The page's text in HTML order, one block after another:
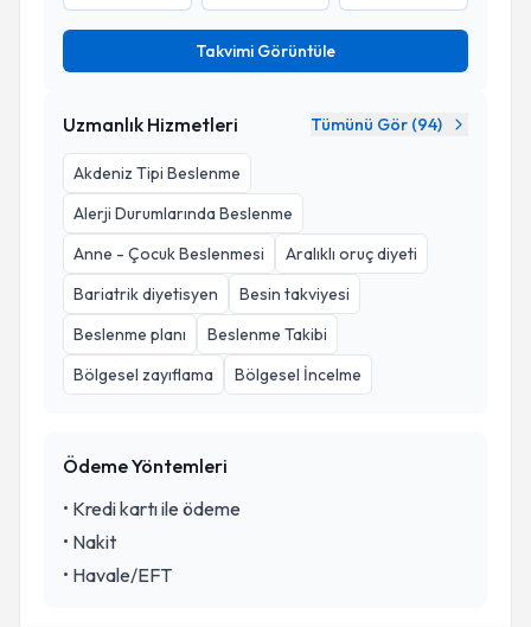
Takvimi Görüntüle
Uzmanlık Hizmetleri Tümünü Gör (94)
Akdeniz Tipi Beslenme
Alerji Durumlarında Beslenme
Anne - Çocuk Beslenmesi
Aralıklı oruç diyeti
Bariatrik diyetisyen
Besin takviyesi
Beslenme planı
Beslenme Takibi
Bölgesel zayıflama
Bölgesel İncelme
Ödeme Yöntemleri
• Kredi kartı ile ödeme
• Nakit
• Havale/EFT